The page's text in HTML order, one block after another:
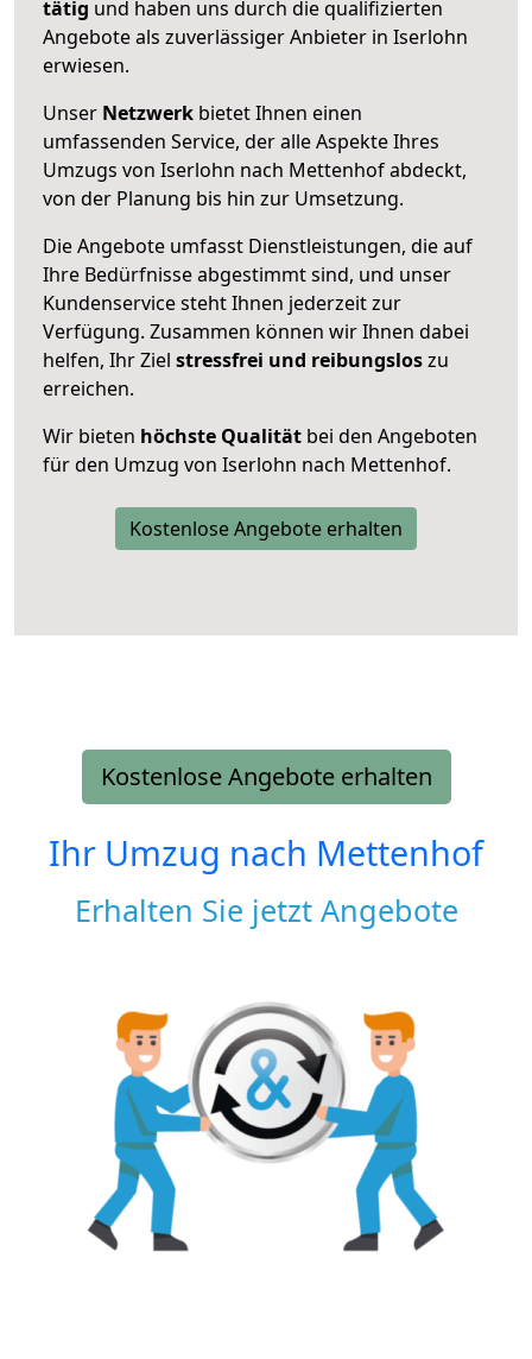
tätig und haben uns durch die qualifizierten
Angebote als zuverlässiger Anbieter in Iserlohn
erwiesen.
Unser Netzwerk bietet Ihnen einen
umfassenden Service, der alle Aspekte Ihres
Umzugs von Iserlohn nach Mettenhof abdeckt,
von der Planung bis hin zur Umsetzung.
Die Angebote umfasst Dienstleistungen, die auf
Ihre Bedürfnisse abgestimmt sind, und unser
Kundenservice steht Ihnen jederzeit zur
Verfügung. Zusammen können wir Ihnen dabei
helfen, Ihr Ziel stressfrei und reibungsloszu
erreichen.
Wir bieten höchste Qualität bei den Angeboten
für den Umzug von Iserlohn nach Mettenhof.
Kostenlose Angebote erhalten
Kostenlose Angebote erhalten
Ihr Umzug nach Mettenhof
Erhalten Sie jetzt Angebote